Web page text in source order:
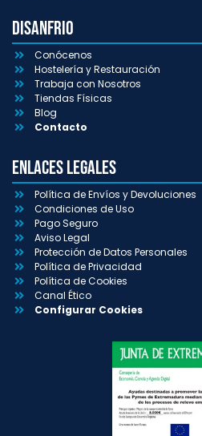
Disanfrio
Conócenos
Hostelería y Restauración
Trabaja con Nosotros
Tiendas Físicas
Blog
Contacto
Enlaces Legales
Política de Envíos y Devoluciones
Condiciones de Uso
Pago Seguro
Aviso Legal
Protección de Datos Personales
Política de Privacidad
Política de Cookies
Canal Ético
Configurar Cookies